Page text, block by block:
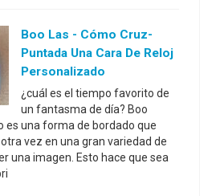
Boo Las - Cómo Cruz-
Puntada Una Cara De Reloj
Personalizado
¿cuál es el tiempo favorito de
un fantasma de día? Boo
es una forma de bordado que
vez en una gran variedad de
una imagen. Esto hace que sea